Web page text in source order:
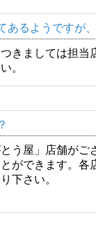
あるようですが
きましては担
。
う屋」店舗が
ができます。
下さい。